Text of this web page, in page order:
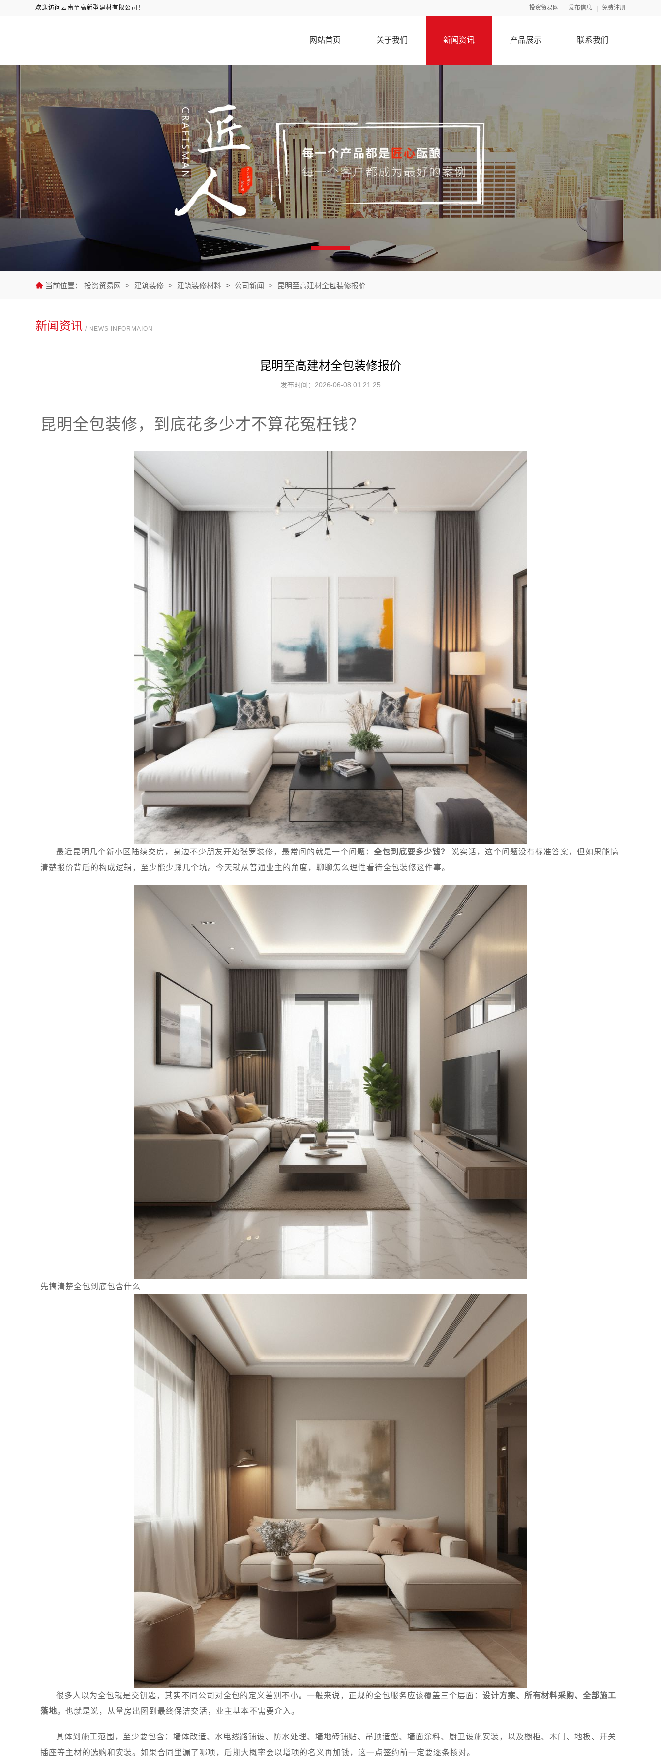
欢迎访问云南至高新型建材有限公司！ 投资贸易网 发布信息 免费注册
网站首页 关于我们 新闻资讯 产品展示 联系我们
当前位置： 投资贸易网 > 建筑装修 > 建筑装修材料 > 公司新闻 > 昆明至高建材全包装修报价
新闻资讯 / NEWS INFORMAION
昆明至高建材全包装修报价
发布时间：2026-06-08 01:21:25
昆明全包装修，到底花多少才不算花冤枉钱？
最近昆明几个新小区陆续交房，身边不少朋友开始张罗装修，最常问的就是一个问题： 全包到底要多少钱？
说实话，这个问题没有标准答案，但如果能搞
清楚报价背后的构成逻辑，至少能少踩几个坑。今天就从普通业主的角度，聊聊怎么理性看待全包装修这件事。
先搞清楚全包到底包含什么
很多人以为全包就是交钥匙，其实不同公司对全包的定义差别不小。一般来说，正规的全包服务应该覆盖三个层面： 设计方案、所有材料采购、全部施工
落地。也就是说，从量房出图到最终保洁交活，业主基本不需要介入。
具体到施工范围，至少要包含：墙体改造、水电线路铺设、防水处理、墙地砖铺贴、吊顶造型、墙面涂料、厨卫设施安装，以及橱柜、木门、地板、开关
插座等主材的选购和安装。如果合同里漏了哪项，后期大概率会以增项的名义再加钱，这一点签约前一定要逐条核对。